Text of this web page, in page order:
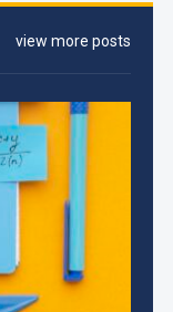
view more posts